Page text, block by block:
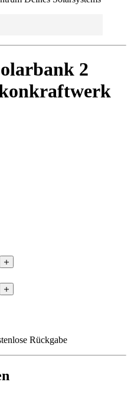
2
Rückgabe